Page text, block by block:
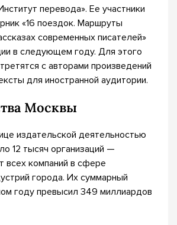
перевода». Ее участники
«16 поездок. Маршруты
современных писателей»
в следующем году. Для этого
с авторами произведений
для иностранной аудитории.
Москвы
издательской деятельностью
12 тысяч организаций —
всех компаний в сфере
города. Их суммарный
году превысил 349 миллиардов